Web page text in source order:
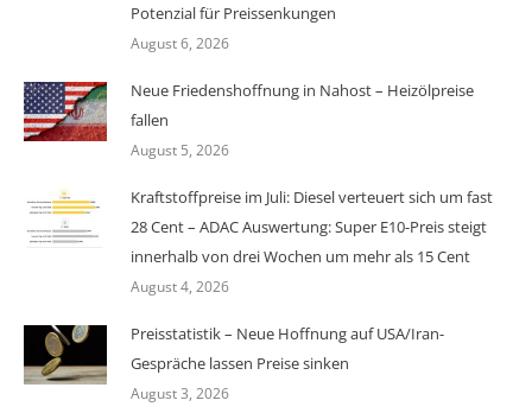
Potenzial für Preissenkungen
August 6, 2026
Neue Friedenshoffnung in Nahost – Heizölpreise
fallen
August 5, 2026
Kraftstoffpreise im Juli: Diesel verteuert sich um fast
28 Cent – ADAC Auswertung: Super E10-Preis steigt
innerhalb von drei Wochen um mehr als 15 Cent
August 4, 2026
Preisstatistik – Neue Hoffnung auf USA/Iran-
Gespräche lassen Preise sinken
August 3, 2026